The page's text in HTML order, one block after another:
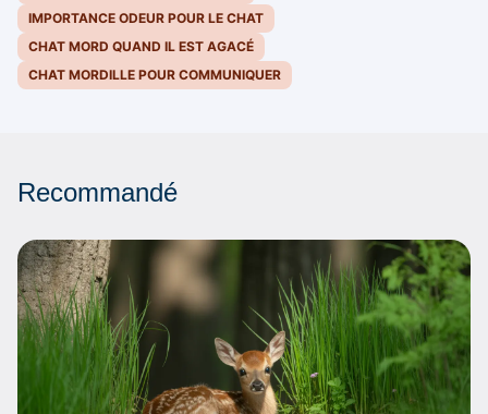
IMPORTANCE ODEUR POUR LE CHAT
CHAT MORD QUAND IL EST AGACÉ
CHAT MORDILLE POUR COMMUNIQUER
Recommandé